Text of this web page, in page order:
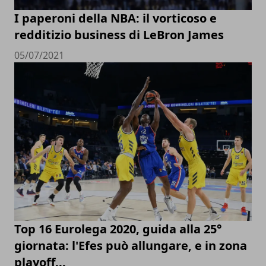
I paperoni della NBA: il vorticoso e
redditizio business di LeBron James
05/07/2021
Top 16 Eurolega 2020, guida alla 25°
giornata: l'Efes può allungare, e in zona
playoff...